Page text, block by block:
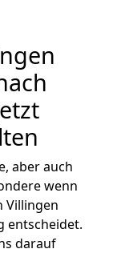
aber auch
wenn
Villingen
entscheidet.
darauf